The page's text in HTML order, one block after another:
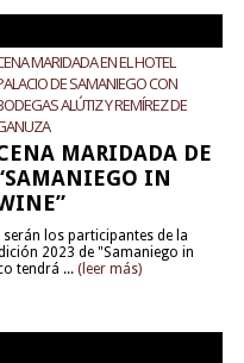
MARIDADA EN EL HOTEL
DE SAMANIEGO CON
ALÚTIZ Y REMÍREZ DE
MARIDADA DE
IN
serán los participantes de la
2023 de "Samaniego in
tendrá ... (leer más)